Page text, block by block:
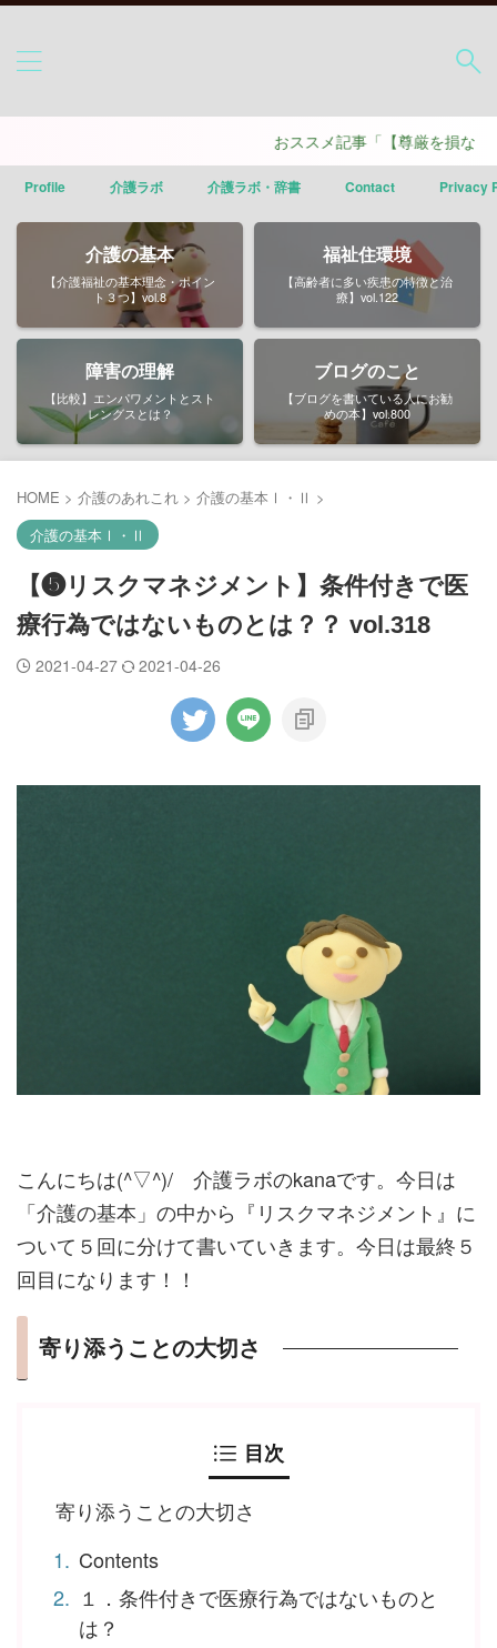
おススメ記事「【尊厳を損なう介護と
Profile 介護ラボ 介護ラボ・辞書 Contact Privacy
介護の基本
【介護福祉の基本理念・ポイン
ト３つ】vol.8
福祉住環境
【高齢者に多い疾患の特徴と治
療】vol.122
障害の理解
【比較】エンパワメントとスト
レングスとは？
ブログのこと
【ブログを書いている人にお勧
めの本】vol.800
HOME > 介護のあれこれ > 介護の基本Ⅰ・Ⅱ >
介護の基本Ⅰ・Ⅱ
【❺リスクマネジメント】条件付きで医
療行為ではないものとは？？ vol.318
2021-04-27 2021-04-26
こんにちは(^▽^)/ 介護ラボのkanaです。今日は
「介護の基本」の中から『リスクマネジメント』に
ついて５回に分けて書いていきます。今日は最終５
回目になります！！
寄り添うことの大切さ
目次
寄り添うことの大切さ
Contents
１．条件付きで医療行為ではないものと
は？